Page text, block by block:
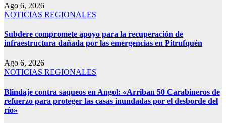
Ago 6, 2026
NOTICIAS REGIONALES
Subdere compromete apoyo para la recuperación de
infraestructura dañada por las emergencias en Pitrufquén
Ago 6, 2026
NOTICIAS REGIONALES
Blindaje contra saqueos en Angol: «Arriban 50 Carabineros de
refuerzo para proteger las casas inundadas por el desborde del
río»